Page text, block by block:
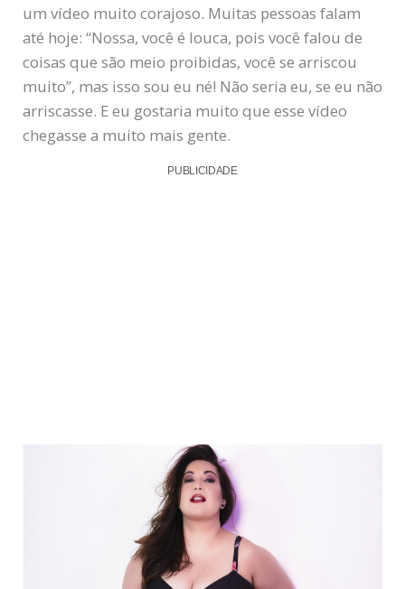
um vídeo muito corajoso. Muitas pessoas falam
até hoje: “Nossa, você é louca, pois você falou de
coisas que são meio proibidas, você se arriscou
muito”, mas isso sou eu né! Não seria eu, se eu não
arriscasse. E eu gostaria muito que esse vídeo
chegasse a muito mais gente.
PUBLICIDADE